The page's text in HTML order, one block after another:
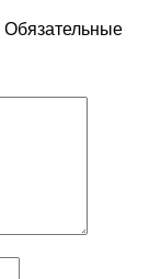
Обязательные